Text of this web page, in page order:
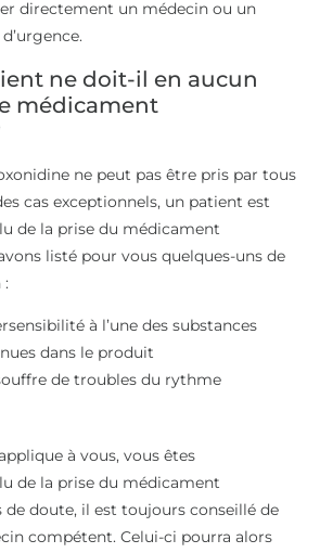
directement un médecin ou un
ne doit-il en aucun
médicament
ne peut pas être pris par tous
cas exceptionnels, un patient est
de la prise du médicament
listé pour vous quelques-uns de
:
à l’une des substances
dans le produit
de troubles du rythme
à vous, vous êtes
de la prise du médicament
de doute, il est toujours conseillé de
compétent. Celui-ci pourra alors